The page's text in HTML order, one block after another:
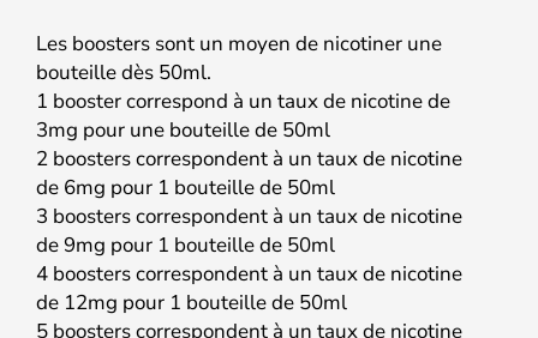
Les boosters sont un moyen de nicotiner une
bouteille dès 50ml.
1 booster correspond à un taux de nicotine de
3mg pour une bouteille de 50ml
2 boosters correspondent à un taux de nicotine
de 6mg pour 1 bouteille de 50ml
3 boosters correspondent à un taux de nicotine
de 9mg pour 1 bouteille de 50ml
4 boosters correspondent à un taux de nicotine
de 12mg pour 1 bouteille de 50ml
5 boosters correspondent à un taux de nicotine